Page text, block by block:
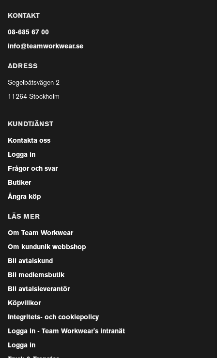
KONTAKT
08-685 67 00
info@teamworkwear.se
ADRESS
Segelbåtsvägen 2
11264 Stockholm
KUNDTJÄNST
Kontakta oss
Logga in
Frågor och svar
Butiker
Ångra köp
LÄS MER
Om Team Workwear
Om kundunik webbshop
Bli avtalskund
Bli medlemsbutik
Bli avtalsleverantör
Köpvillkor
Integritets- och cookiepolicy
Logga in - Team Workwear's intranät
Logga in